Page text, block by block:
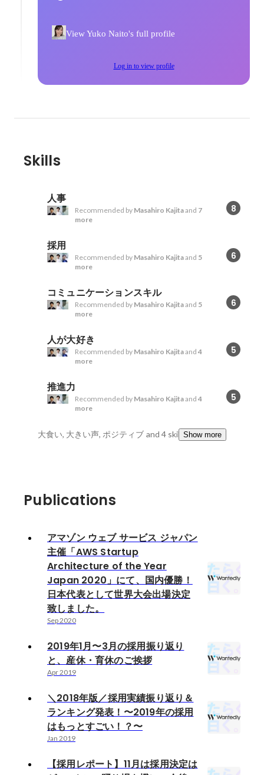
View Yuko Naito's full profile
Log in to view profile
Skills
人事
8
Recommended by Masahiro Kajitaand 7
more
採用
6
Recommended by Masahiro Kajitaand 5
more
コミュニケーションスキル
6
Recommended by Masahiro Kajitaand 5
more
人が大好き
5
Recommended by Masahiro Kajitaand 4
more
推進力
5
Recommended by Masahiro Kajitaand 4
more
大食い, 大きい声, ポジティブ and 4 skillsShow more
Publications
アマゾン ウェブ サービス ジャパン
主催「AWS Startup
Architecture of the Year
Japan 2020」にて、国内優勝！
日本代表として世界大会出場決定
致しました。
Sep 2020
2019年1月〜3月の採用振り返り
と、産休・育休のご挨拶
Apr 2019
＼2018年版／採用実績振り返り＆
ランキング発表！〜2019年の採用
はもっとすごい！？〜
Jan 2019
【採用レポート】11月は採用決定は